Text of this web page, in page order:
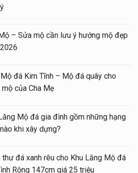
Mộ bằng Mẫu
– Long đình đá
tại khu Lăng
Ninh Bình
Xây
Khu
Cuốn